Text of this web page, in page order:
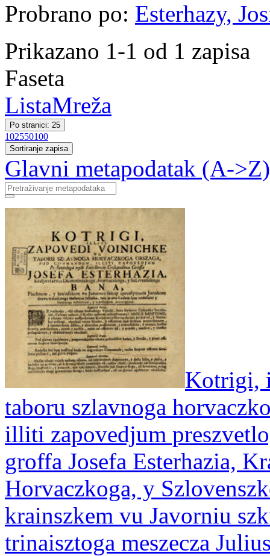
Probrano po: Esterhazy,
Prikazano 1-1 od 1 zapisa
Faseta
ListaMreža
Po stranici: 25
102550100
Sortiranje zapisa
Glavni metapodatak (A->Z)
Kotrigi,
taboru szlavnoga
illiti zapovedjum
groffa Josefa Esterhazia,
Horvaczkoga, y
krainszkem vu Javorniu
trinaisztoga meszecza